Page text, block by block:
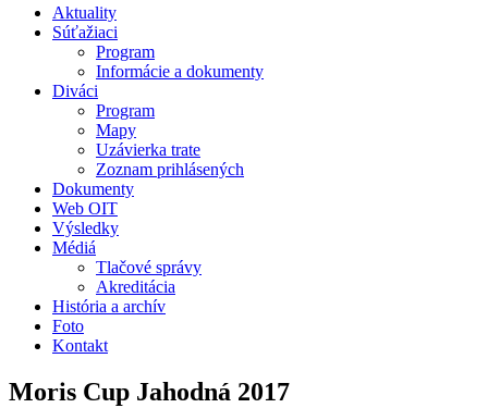
Aktuality
Súťažiaci
Program
Informácie a dokumenty
Diváci
Program
Mapy
Uzávierka trate
Zoznam prihlásených
Dokumenty
Web OIT
Výsledky
Médiá
Tlačové správy
Akreditácia
História a archív
Foto
Kontakt
Moris Cup Jahodná 2017